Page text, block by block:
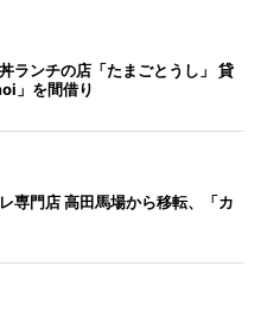
ランチの店「たまごとうし」 貸
」を間借り
専門店 高田馬場から移転、「カ